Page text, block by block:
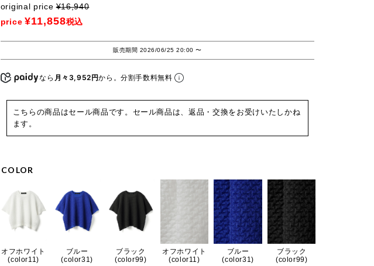
COLOR
オフホワイト
(color11)
ブルー
(color31)
ブラック
(color99)
オフホワイト
(color11)
ブルー
(color31)
ブラック
(color99)
original price ¥16,940
price ¥11,858税込
販売期間 2026/06/25 20:00〜
なら 月々3,952円から。分割手数料無料
こちらの商品はセール商品です。セール商品は、返品・交換をお受けいたしかね
ます。